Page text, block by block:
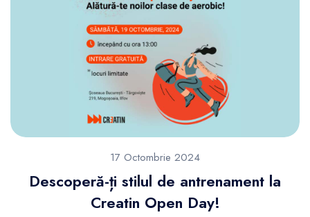
17 Octombrie 2024
Descoperă-ți stilul de antrenament la
Creatin Open Day!